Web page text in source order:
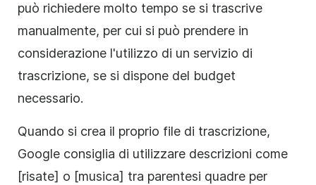
può richiedere molto tempo se si trascrive
manualmente, per cui si può prendere in
considerazione l'utilizzo di un servizio di
trascrizione, se si dispone del budget
necessario.
Quando si crea il proprio file di trascrizione,
Google consiglia di utilizzare descrizioni come
[risate] o [musica] tra parentesi quadre per